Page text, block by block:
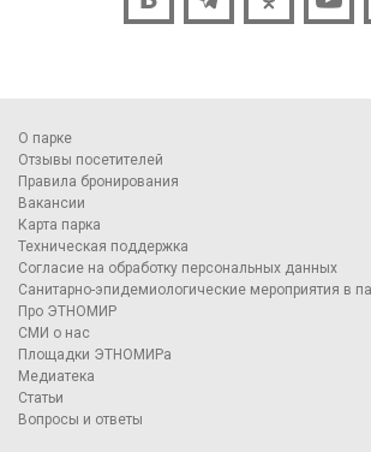
О парке
Отзывы посетителей
Правила бронирования
Вакансии
Карта парка
Техническая поддержка
Согласие на обработку персональных данных
Санитарно-эпидемиологические мероприятия в
Про ЭТНОМИР
СМИ о нас
Площадки ЭТНОМИРа
Медиатека
Статьи
Вопросы и ответы